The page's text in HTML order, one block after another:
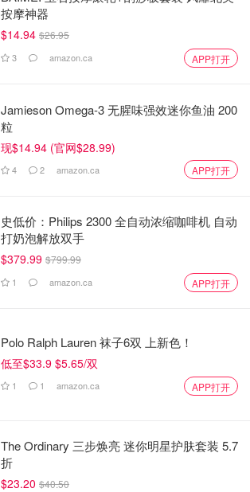
按摩神器
$14.94 $26.95
3 amazon.ca APP打开
Jamieson Omega-3 无腥味强效迷你鱼油 200
粒
现$14.94 (官网$28.99)
4 2 amazon.ca APP打开
史低价：Philips 2300 全自动浓缩咖啡机 自动
打奶泡解放双手
$379.99 $799.99
1 amazon.ca APP打开
Polo Ralph Lauren 袜子6双 上新色！
低至$33.9 $5.65/双
1 1 amazon.ca APP打开
The Ordinary 三步焕亮 迷你明星护肤套装 5.7
折
$23.20 $40.50